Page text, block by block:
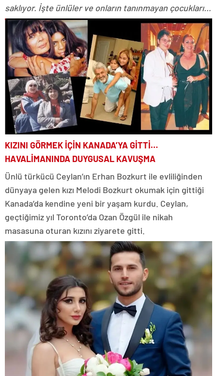
saklıyor. İşte ünlüler ve onların tanınmayan çocukları…
KIZINI GÖRMEK İÇİN KANADA’YA GİTTİ…
HAVALİMANINDA DUYGUSAL KAVUŞMA
Ünlü türkücü Ceylan’ın Erhan Bozkurt ile evliliğinden
dünyaya gelen kızı Melodi Bozkurt okumak için gittiği
Kanada’da kendine yeni bir yaşam kurdu. Ceylan,
geçtiğimiz yıl Toronto’da Ozan Özgül ile nikah
masasuna oturan kızını ziyarete gitti.